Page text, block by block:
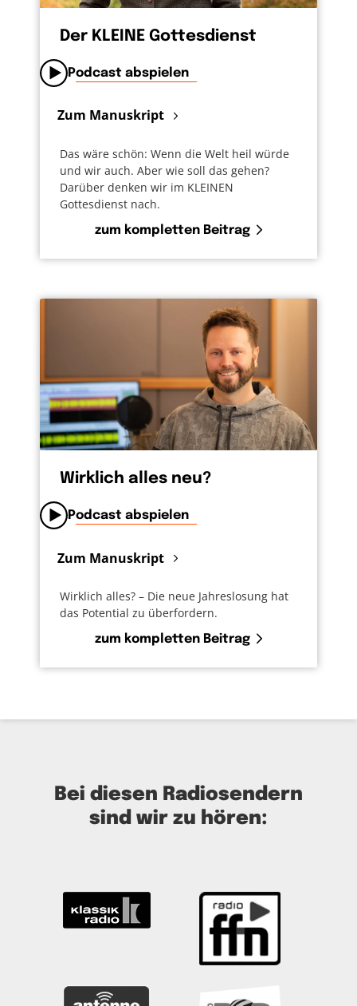
Der KLEINE Gottesdienst
Podcast abspielen
Zum Manuskript
Das wäre schön: Wenn die Welt heil würde
und wir auch. Aber wie soll das gehen?
Darüber denken wir im KLEINEN
Gottesdienst nach.
zum kompletten Beitrag
Wirklich alles neu?
Podcast abspielen
Zum Manuskript
Wirklich alles? – Die neue Jahreslosung hat
das Potential zu überfordern.
zum kompletten Beitrag
Bei diesen Radiosendern
sind wir zu hören: